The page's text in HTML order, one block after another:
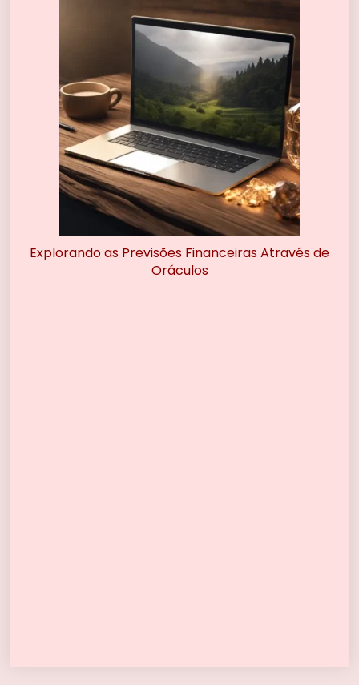
Explorando as Previsões Financeiras Através de
Oráculos